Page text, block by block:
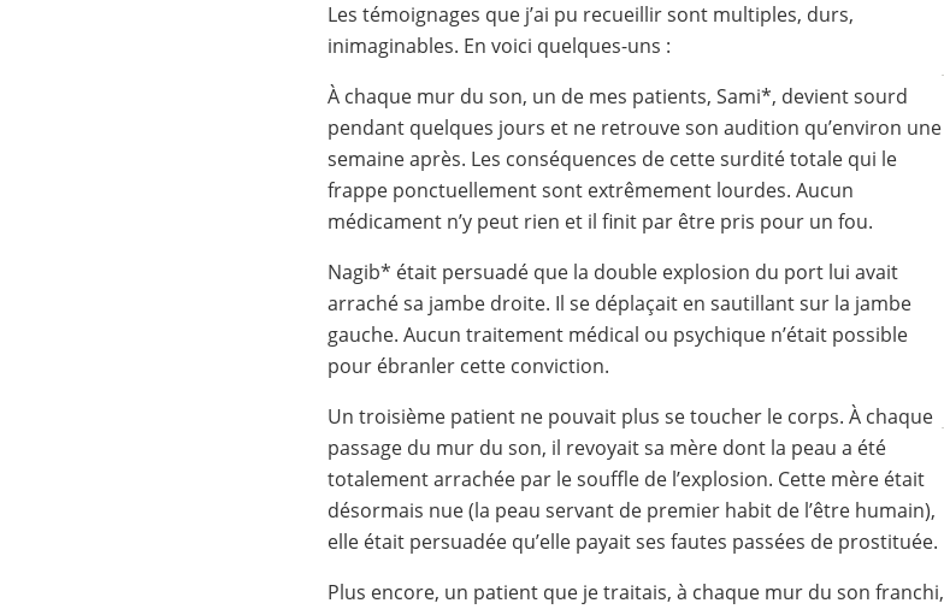
Les témoignages que j’ai pu recueillir sont multiples, durs,
inimaginables. En voici quelques-uns :
À chaque mur du son, un de mes patients, Sami*, devient sourd
pendant quelques jours et ne retrouve son audition qu’environ une
semaine après. Les conséquences de cette surdité totale qui le
frappe ponctuellement sont extrêmement lourdes. Aucun
médicament n’y peut rien et il finit par être pris pour un fou.
Nagib* était persuadé que la double explosion du port lui avait
arraché sa jambe droite. Il se déplaçait en sautillant sur la jambe
gauche. Aucun traitement médical ou psychique n’était possible
pour ébranler cette conviction.
Un troisième patient ne pouvait plus se toucher le corps. À chaque
passage du mur du son, il revoyait sa mère dont la peau a été
totalement arrachée par le souffle de l’explosion. Cette mère était
désormais nue (la peau servant de premier habit de l’être humain),
elle était persuadée qu’elle payait ses fautes passées de prostituée.
Plus encore, un patient que je traitais, à chaque mur du son franchi,